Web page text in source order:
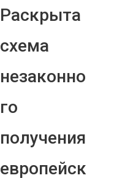
Раскрыта
схема
незаконно
го
получения
европейск